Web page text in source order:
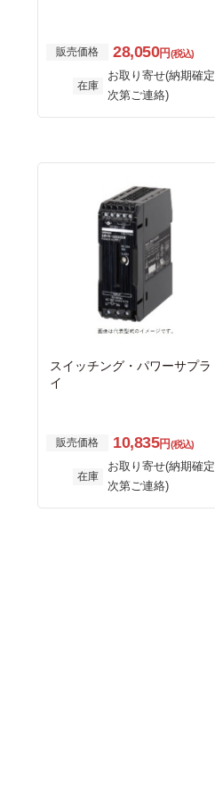
販売価格 28,050円(税込)
在庫
お取り寄せ(納期確定
次第ご連絡)
スイッチング・パワーサプラ
イ
販売価格 10,835円(税込)
在庫
お取り寄せ(納期確定
次第ご連絡)